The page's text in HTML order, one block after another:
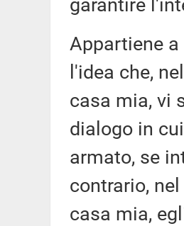
garantire
Appartiene
l'idea che,
casa mia, vi
dialogo in
armato, se
contrario,
casa mia,